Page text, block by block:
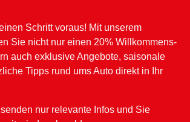
Schritt voraus! Mit unserem
Sie nicht nur einen 20% Willkommens-
auch exklusive Angebote, saisonale
Tipps rund ums Auto direkt in Ihr
nur relevante Infos und Sie